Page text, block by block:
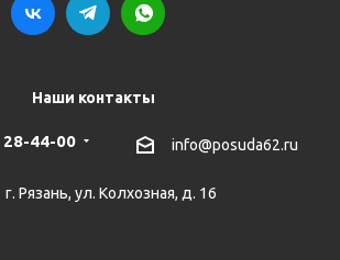
Наши контакты
28-44-00 info@posuda62.ru
г. Рязань, ул. Колхозная, д. 16